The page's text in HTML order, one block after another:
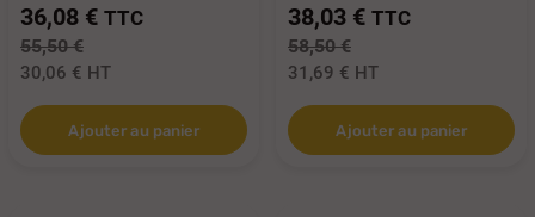
36,08 € TTC
55,50 €
30,06 € HT
Ajouter au panier
38,03 € TTC
58,50 €
31,69 € HT
Ajouter au panier